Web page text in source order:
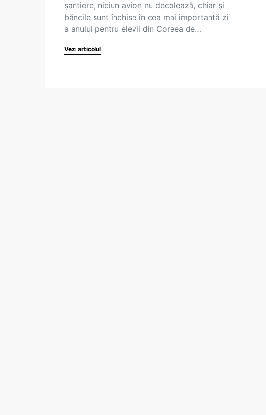
șantiere, niciun avion nu decolează, chiar și
băncile sunt închise în cea mai importantă zi
a anului pentru elevii din Coreea de…
Vezi articolul